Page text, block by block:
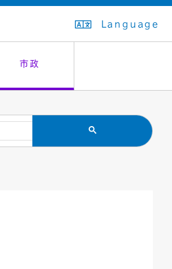
Language
市政
業式
診療
まつぼっくり）
い
制度
技術監理
ータ